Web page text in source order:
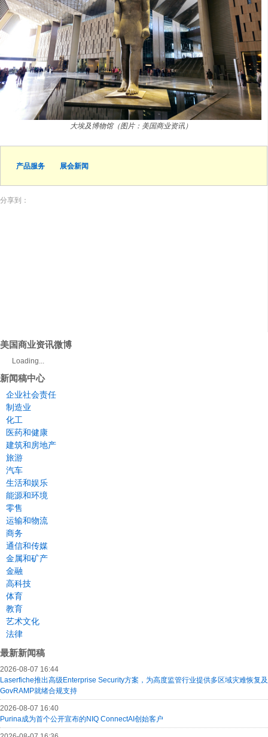
大埃及博物馆（图片：美国商业资讯）
产品服务 展会新闻
分享到：
美国商业资讯微博
Loading...
新闻稿中心
企业社会责任
制造业
化工
医药和健康
建筑和房地产
旅游
汽车
生活和娱乐
能源和环境
零售
运输和物流
商务
通信和传媒
金属和矿产
金融
高科技
体育
教育
艺术文化
法律
最新新闻稿
2026-08-07 16:44
Laserfiche推出高级Enterprise Security方案，为高度监管行业提供多区域灾难恢复及
GovRAMP就绪合规支持
2026-08-07 16:40
Purina成为首个公开宣布的NIQ ConnectAI创始客户